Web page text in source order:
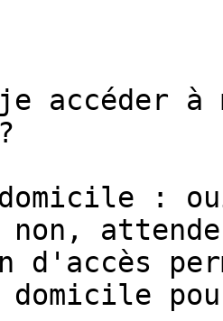
accéder
non,
d'accès
domicile